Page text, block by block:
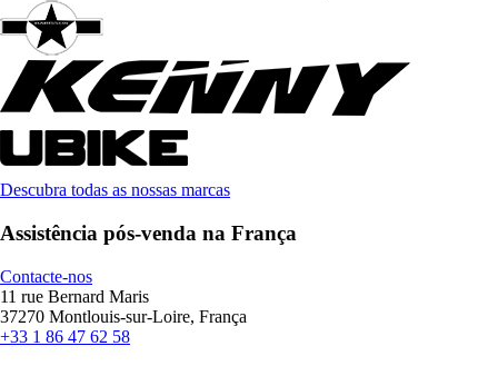
Descubra todas as nossas marcas
Assistência pós-venda na França
Contacte-nos
11 rue Bernard Maris
37270 Montlouis-sur-Loire, França
+33 1 86 47 62 58